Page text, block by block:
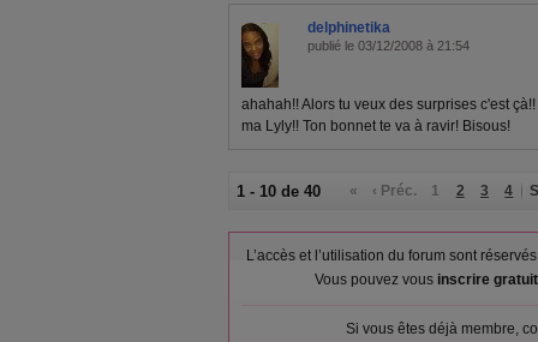
delphinetika
publié le 03/12/2008 à 21:54
ahahah!! Alors tu veux des surprises c'est
ma Lyly!! Ton bonnet te va à ravir! Bisous!
1 - 10 de 40 « ‹ Préc. 1 2 3 4
L’accès et l’utilisation du forum sont
Vous pouvez vous inscrire
Si vous êtes déjà membre,